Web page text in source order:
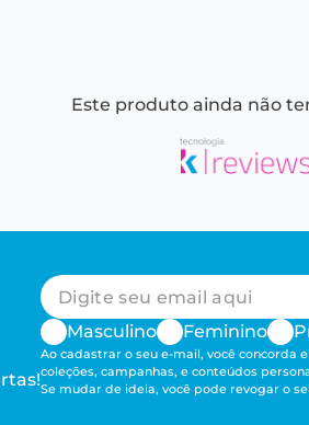
Este produto ainda não
Masculino
Feminino
Ao cadastrar o seu e-mail, você concorda
coleções, campanhas, e conteúdos
Se mudar de ideia, você pode revogar o